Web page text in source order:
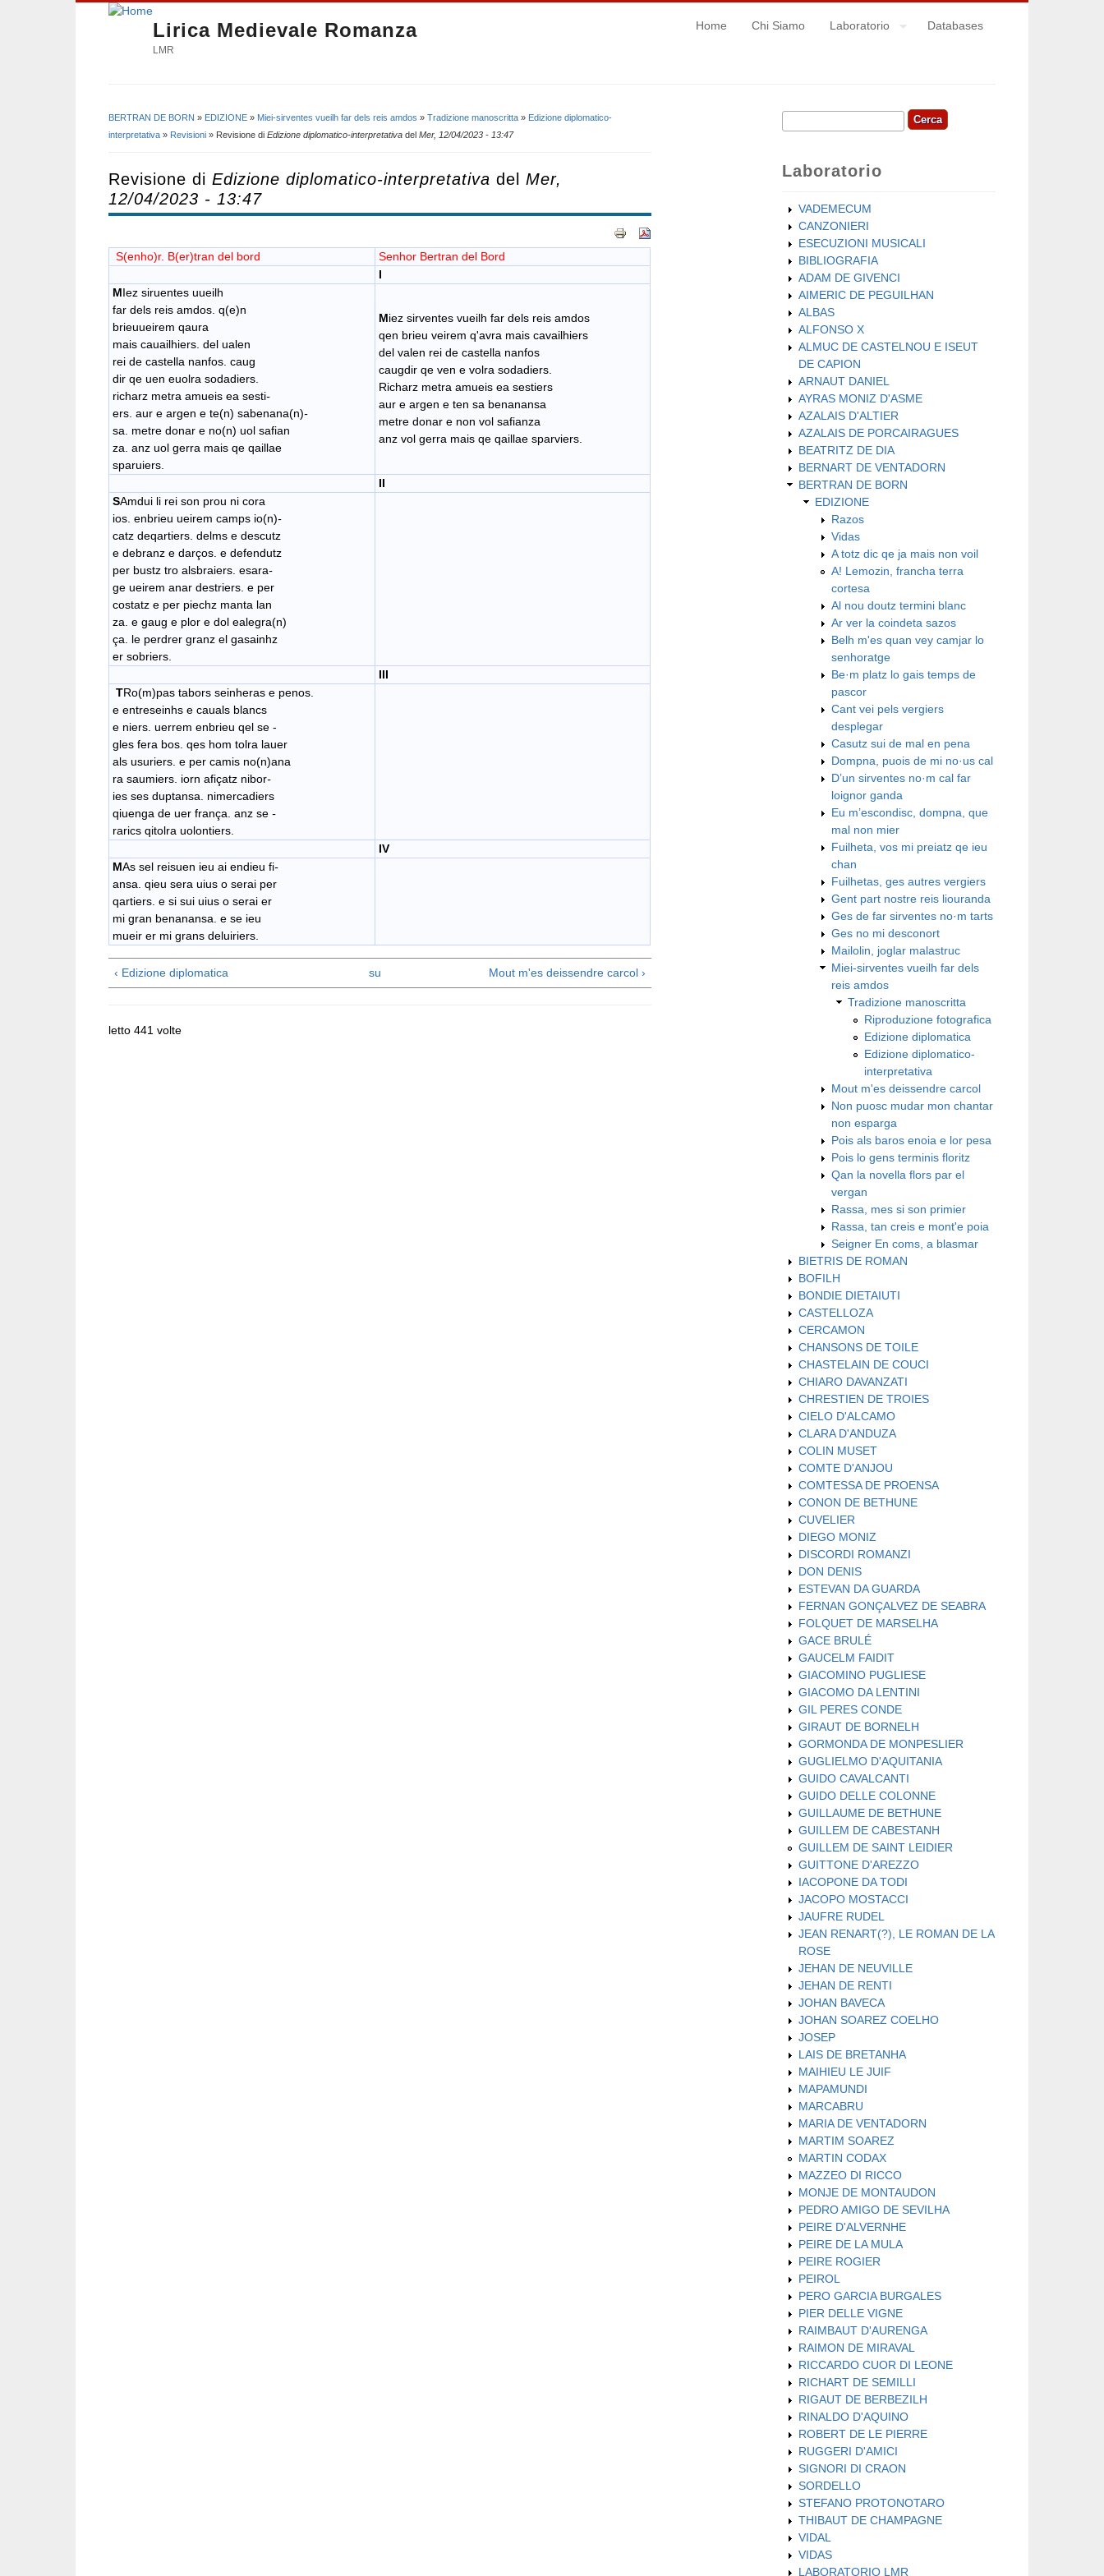
Lirica Medievale Romanza
LMR
Home Chi Siamo Laboratorio Databases
Tu sei qui
BERTRAN DE BORN » EDIZIONE » Miei-sirventes vueilh far dels reis amdos » Tradizione manoscritta » Edizione diplomatico-
interpretativa » Revisioni » Revisione di Edizione diplomatico-interpretativa del Mer, 12/04/2023 - 13:47
Revisione di Edizione diplomatico-interpretativa del Mer,
12/04/2023 - 13:47
S(enho)r. B(er)tran del bord
Senhor Bertran del Bord
I
MIez siruentes uueilh
far dels reis amdos. q(e)n
brieuueirem qaura
mais cauailhiers. del ualen
rei de castella nanfos. caug
dir qe uen euolra sodadiers.
richarz metra amueis ea sesti-
ers. aur e argen e te(n) sabenana(n)-
sa. metre donar e no(n) uol safian
za. anz uol gerra mais qe qaillae
sparuiers.
Miez sirventes vueilh far dels reis amdos
qen brieu veirem q'avra mais cavailhiers
del valen rei de castella nanfos
caugdir qe ven e volra sodadiers.
Richarz metra amueis ea sestiers
aur e argen e ten sa benanansa
metre donar e non vol safianza
anz vol gerra mais qe qaillae sparviers.
II
SAmdui li rei son prou ni cora
ios. enbrieu ueirem camps io(n)-
catz deqartiers. delms e descutz
e debranz e darços. e defendutz
per bustz tro alsbraiers. esara-
ge ueirem anar destriers. e per
costatz e per piechz manta lan
za. e gaug e plor e dol ealegra(n)
ça. le perdrer granz el gasainhz
er sobriers.
III
TRo(m)pas tabors seinheras e penos.
e entreseinhs e cauals blancs
e niers. uerrem enbrieu qel se -
gles fera bos. qes hom tolra lauer
als usuriers. e per camis no(n)ana
ra saumiers. iorn afiçatz nibor-
ies ses duptansa. nimercadiers
qiuenga de uer frança. anz se -
rarics qitolra uolontiers.
IV
MAs sel reisuen ieu ai endieu fi-
ansa. qieu sera uius o serai per
qartiers. e si sui uius o serai er
mi gran benanansa. e se ieu
mueir er mi grans deluiriers.
‹ Edizione diplomatica su Mout m'es deissendre carcol ›
letto 441 volte
Form di ricerca
Cerca
Laboratorio
VADEMECUM
CANZONIERI
ESECUZIONI MUSICALI
BIBLIOGRAFIA
ADAM DE GIVENCI
AIMERIC DE PEGUILHAN
ALBAS
ALFONSO X
ALMUC DE CASTELNOU E ISEUT
DE CAPION
ARNAUT DANIEL
AYRAS MONIZ D'ASME
AZALAIS D'ALTIER
AZALAIS DE PORCAIRAGUES
BEATRITZ DE DIA
BERNART DE VENTADORN
BERTRAN DE BORN
EDIZIONE
Razos
Vidas
A totz dic qe ja mais non voil
A! Lemozin, francha terra
cortesa
Al nou doutz termini blanc
Ar ver la coindeta sazos
Belh m'es quan vey camjar lo
senhoratge
Be·m platz lo gais temps de
pascor
Cant vei pels vergiers
desplegar
Casutz sui de mal en pena
Dompna, puois de mi no·us cal
D’un sirventes no·m cal far
loignor ganda
Eu m’escondisc, dompna, que
mal non mier
Fuilheta, vos mi preiatz qe ieu
chan
Fuilhetas, ges autres vergiers
Gent part nostre reis liouranda
Ges de far sirventes no·m tarts
Ges no mi desconort
Mailolin, joglar malastruc
Miei-sirventes vueilh far dels
reis amdos
Tradizione manoscritta
Riproduzione fotografica
Edizione diplomatica
Edizione diplomatico-
interpretativa
Mout m'es deissendre carcol
Non puosc mudar mon chantar
non esparga
Pois als baros enoia e lor pesa
Pois lo gens terminis floritz
Qan la novella flors par el
vergan
Rassa, mes si son primier
Rassa, tan creis e mont'e poia
Seigner En coms, a blasmar
BIETRIS DE ROMAN
BOFILH
BONDIE DIETAIUTI
CASTELLOZA
CERCAMON
CHANSONS DE TOILE
CHASTELAIN DE COUCI
CHIARO DAVANZATI
CHRESTIEN DE TROIES
CIELO D'ALCAMO
CLARA D'ANDUZA
COLIN MUSET
COMTE D'ANJOU
COMTESSA DE PROENSA
CONON DE BETHUNE
CUVELIER
DIEGO MONIZ
DISCORDI ROMANZI
DON DENIS
ESTEVAN DA GUARDA
FERNAN GONÇALVEZ DE SEABRA
FOLQUET DE MARSELHA
GACE BRULÉ
GAUCELM FAIDIT
GIACOMINO PUGLIESE
GIACOMO DA LENTINI
GIL PERES CONDE
GIRAUT DE BORNELH
GORMONDA DE MONPESLIER
GUGLIELMO D'AQUITANIA
GUIDO CAVALCANTI
GUIDO DELLE COLONNE
GUILLAUME DE BETHUNE
GUILLEM DE CABESTANH
GUILLEM DE SAINT LEIDIER
GUITTONE D'AREZZO
IACOPONE DA TODI
JACOPO MOSTACCI
JAUFRE RUDEL
JEAN RENART(?), LE ROMAN DE LA
ROSE
JEHAN DE NEUVILLE
JEHAN DE RENTI
JOHAN BAVECA
JOHAN SOAREZ COELHO
JOSEP
LAIS DE BRETANHA
MAIHIEU LE JUIF
MAPAMUNDI
MARCABRU
MARIA DE VENTADORN
MARTIM SOAREZ
MARTIN CODAX
MAZZEO DI RICCO
MONJE DE MONTAUDON
PEDRO AMIGO DE SEVILHA
PEIRE D'ALVERNHE
PEIRE DE LA MULA
PEIRE ROGIER
PEIROL
PERO GARCIA BURGALES
PIER DELLE VIGNE
RAIMBAUT D'AURENGA
RAIMON DE MIRAVAL
RICCARDO CUOR DI LEONE
RICHART DE SEMILLI
RIGAUT DE BERBEZILH
RINALDO D'AQUINO
ROBERT DE LE PIERRE
RUGGERI D'AMICI
SIGNORI DI CRAON
SORDELLO
STEFANO PROTONOTARO
THIBAUT DE CHAMPAGNE
VIDAL
VIDAS
LABORATORIO LMR